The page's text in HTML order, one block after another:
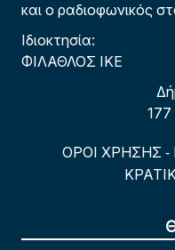
και ο ραδιοφωνικός
Ιδιοκτησία:
ΦΙΛΑΘΛΟΣ ΙΚΕ
ΟΡΟΙ ΧΡΗΣΗΣ -